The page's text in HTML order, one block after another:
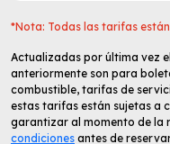
*Nota: Todas las tarifas
Actualizadas por última vez el
anteriormente son para
combustible, tarifas de
estas tarifas están sujetas a
garantizar al momento de la
condiciones antes de